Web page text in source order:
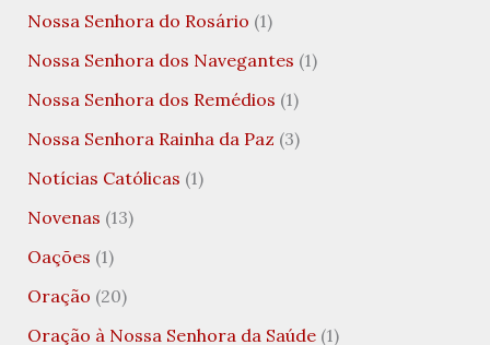
Nossa Senhora do Rosário (1)
Nossa Senhora dos Navegantes (1)
Nossa Senhora dos Remédios (1)
Nossa Senhora Rainha da Paz (3)
Notícias Católicas (1)
Novenas (13)
Oações (1)
Oração (20)
Oração à Nossa Senhora da Saúde(1)